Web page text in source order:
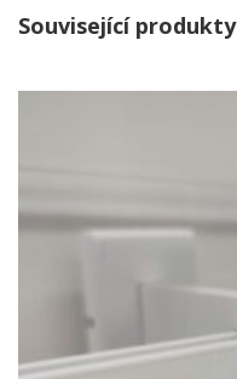
Související produkty